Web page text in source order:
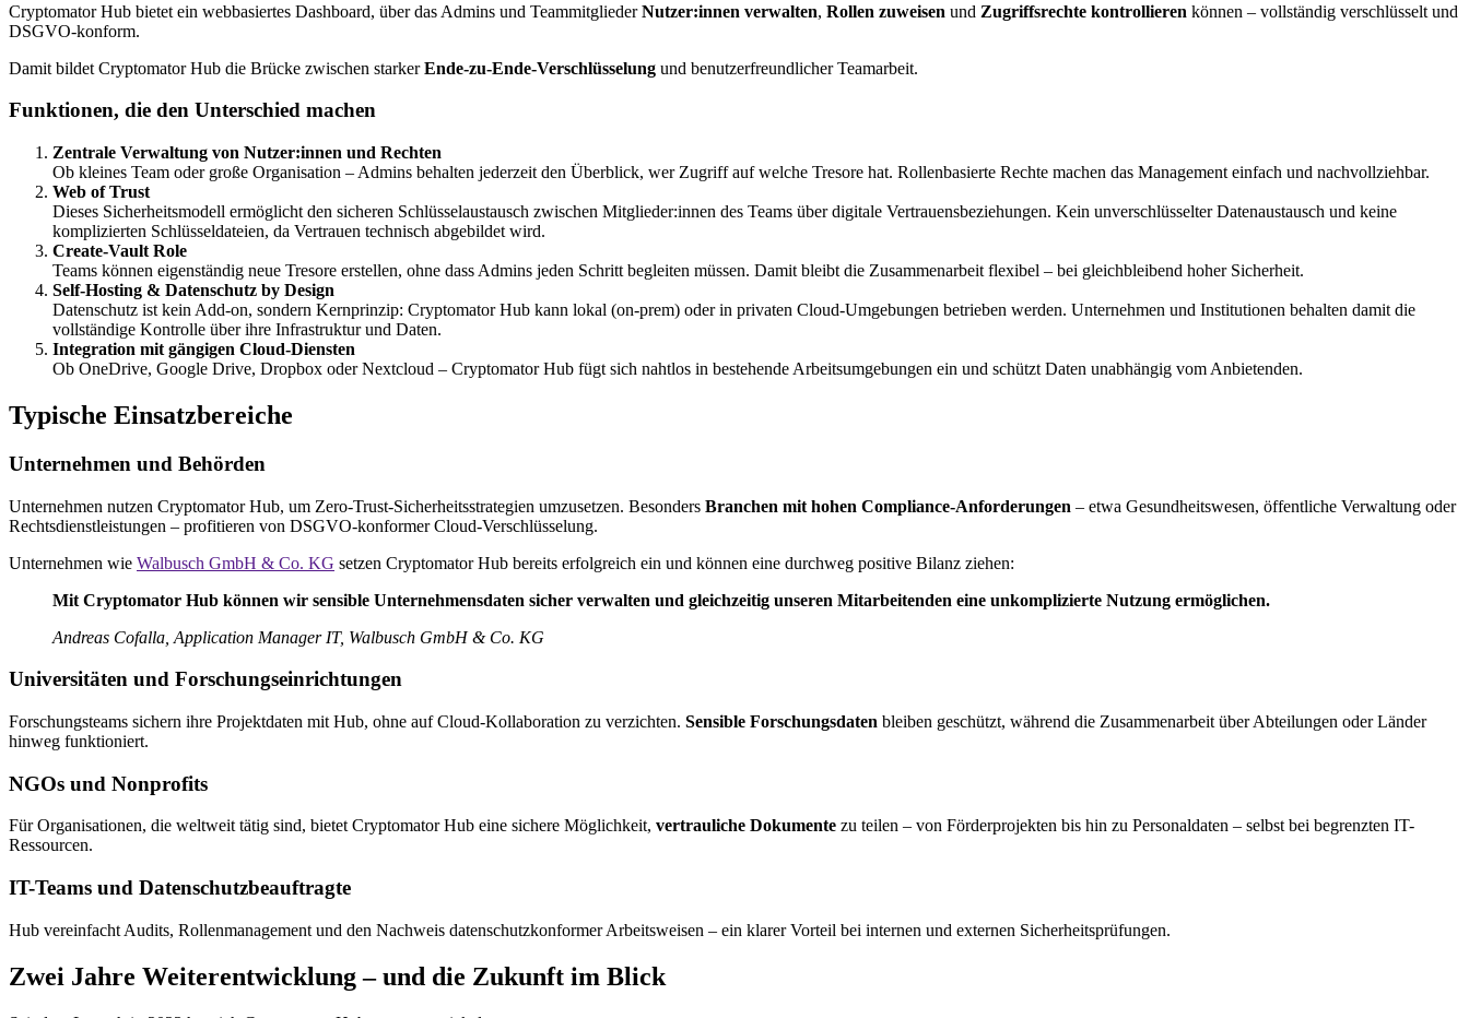
Cryptomator Hub bietet ein webbasiertes Dashboard, über das Admins und TeammitgliederNutzer:innen verwalten, Rollen zuweisen und Zugriffsrechte kontrollieren können – vollständig verschlüsselt und
DSGVO-konform.
Damit bildet Cryptomator Hub die Brücke zwischen starkerEnde-zu-Ende-Verschlüsselung und benutzerfreundlicher Teamarbeit.
Funktionen, die den Unterschied machen
Zentrale Verwaltung von Nutzer:innen und Rechten
Ob kleines Team oder große Organisation – Admins behalten jederzeit den Überblick, wer Zugriff auf welche Tresore hat. Rollenbasierte Rechte machen das Management einfach und nachvollziehbar.
Web of Trust
Dieses Sicherheitsmodell ermöglicht den sicheren Schlüsselaustausch zwischen Mitglieder:innen des Teams über digitale Vertrauensbeziehungen. Kein unverschlüsselter Datenaustausch und keine
komplizierten Schlüsseldateien, da Vertrauen technisch abgebildet wird.
Create-Vault Role
Teams können eigenständig neue Tresore erstellen, ohne dass Admins jeden Schritt begleiten müssen. Damit bleibt die Zusammenarbeit flexibel – bei gleichbleibend hoher Sicherheit.
Self-Hosting & Datenschutz by Design
Datenschutz ist kein Add-on, sondern Kernprinzip: Cryptomator Hub kann lokal (on-prem) oder in privaten Cloud-Umgebungen betrieben werden. Unternehmen und Institutionen behalten damit die
vollständige Kontrolle über ihre Infrastruktur und Daten.
Integration mit gängigen Cloud-Diensten
Ob OneDrive, Google Drive, Dropbox oder Nextcloud – Cryptomator Hub fügt sich nahtlos in bestehende Arbeitsumgebungen ein und schützt Daten unabhängig vom Anbietenden.
Typische Einsatzbereiche
Unternehmen und Behörden
Unternehmen nutzen Cryptomator Hub, um Zero-Trust-Sicherheitsstrategien umzusetzen. Besonders Branchen mit hohen Compliance-Anforderungen – etwa Gesundheitswesen, öffentliche Verwaltung oder
Rechtsdienstleistungen – profitieren von DSGVO-konformer Cloud-Verschlüsselung.
Unternehmen wie Walbusch GmbH & Co. KG setzen Cryptomator Hub bereits erfolgreich ein und können eine durchweg positive Bilanz ziehen:
Mit Cryptomator Hub können wir sensible Unternehmensdaten sicher verwalten und gleichzeitig unseren Mitarbeitenden eine unkomplizierte Nutzung ermöglichen.
Andreas Cofalla, Application Manager IT, Walbusch GmbH & Co. KG
Universitäten und Forschungseinrichtungen
Forschungsteams sichern ihre Projektdaten mit Hub, ohne auf Cloud-Kollaboration zu verzichten. Sensible Forschungsdaten bleiben geschützt, während die Zusammenarbeit über Abteilungen oder Länder
hinweg funktioniert.
NGOs und Nonprofits
Für Organisationen, die weltweit tätig sind, bietet Cryptomator Hub eine sichere Möglichkeit, vertrauliche Dokumente zu teilen – von Förderprojekten bis hin zu Personaldaten – selbst bei begrenzten IT-
Ressourcen.
IT-Teams und Datenschutzbeauftragte
Hub vereinfacht Audits, Rollenmanagement und den Nachweis datenschutzkonformer Arbeitsweisen – ein klarer Vorteil bei internen und externen Sicherheitsprüfungen.
Zwei Jahre Weiterentwicklung – und die Zukunft im Blick